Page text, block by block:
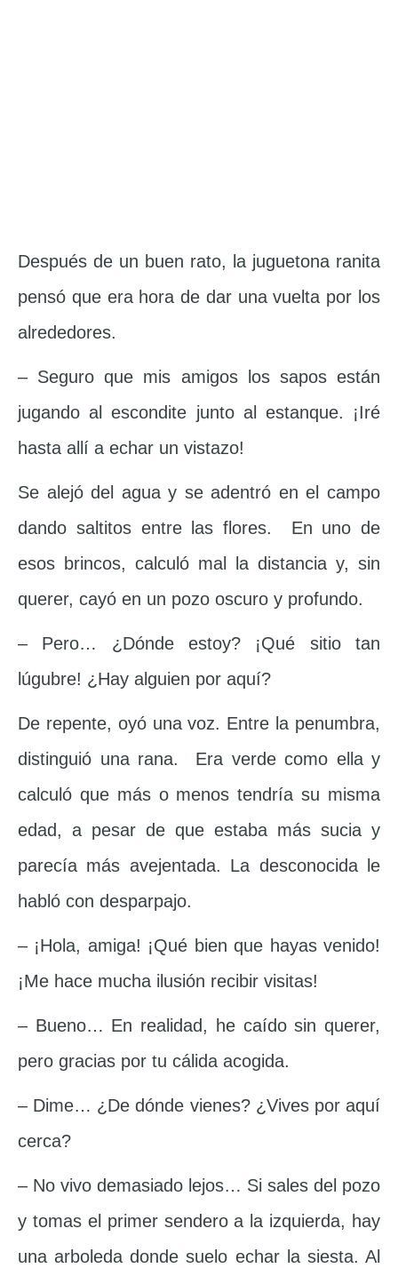
Después de un buen rato, la juguetona ranita
pensó que era hora de dar una vuelta por los
alrededores.
– Seguro que mis amigos los sapos están
jugando al escondite junto al estanque. ¡Iré
hasta allí a echar un vistazo!
Se alejó del agua y se adentró en el campo
dando saltitos entre las flores. En uno de
esos brincos, calculó mal la distancia y, sin
querer, cayó en un pozo oscuro y profundo.
– Pero… ¿Dónde estoy? ¡Qué sitio tan
lúgubre! ¿Hay alguien por aquí?
De repente, oyó una voz. Entre la penumbra,
distinguió una rana. Era verde como ella y
calculó que más o menos tendría su misma
edad, a pesar de que estaba más sucia y
parecía más avejentada. La desconocida le
habló con desparpajo.
– ¡Hola, amiga! ¡Qué bien que hayas venido!
¡Me hace mucha ilusión recibir visitas!
– Bueno… En realidad, he caído sin querer,
pero gracias por tu cálida acogida.
– Dime… ¿De dónde vienes? ¿Vives por aquí
cerca?
– No vivo demasiado lejos… Si sales del pozo
y tomas el primer sendero a la izquierda, hay
una arboleda donde suelo echar la siesta. Al